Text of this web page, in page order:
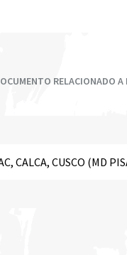
RELACIONADO A